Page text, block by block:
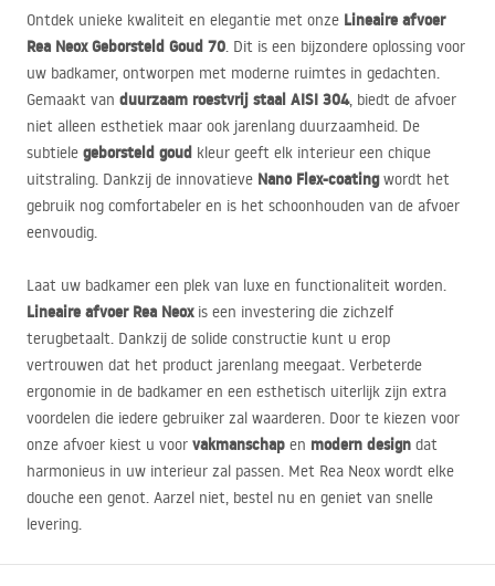
Ontdek unieke kwaliteit en elegantie met onze Lineaire afvoer
Rea Neox Geborsteld Goud 70. Dit is een bijzondere oplossing voor
uw badkamer, ontworpen met moderne ruimtes in gedachten.
Gemaakt van duurzaam roestvrij staal AISI 304, biedt de afvoer
niet alleen esthetiek maar ook jarenlang duurzaamheid. De
subtiele geborsteld goud kleur geeft elk interieur een chique
uitstraling. Dankzij de innovatieve Nano Flex-coatingwordt het
gebruik nog comfortabeler en is het schoonhouden van de afvoer
eenvoudig.
Laat uw badkamer een plek van luxe en functionaliteit worden.
Lineaire afvoer Rea Neoxis een investering die zichzelf
terugbetaalt. Dankzij de solide constructie kunt u erop
vertrouwen dat het product jarenlang meegaat. Verbeterde
ergonomie in de badkamer en een esthetisch uiterlijk zijn extra
voordelen die iedere gebruiker zal waarderen. Door te kiezen voor
onze afvoer kiest u voor vakmanschap en modern design dat
harmonieus in uw interieur zal passen. Met Rea Neox wordt elke
douche een genot. Aarzel niet, bestel nu en geniet van snelle
levering.